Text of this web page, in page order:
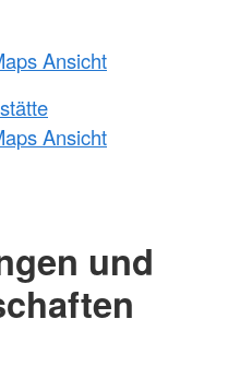
Ansicht
Ansicht
und